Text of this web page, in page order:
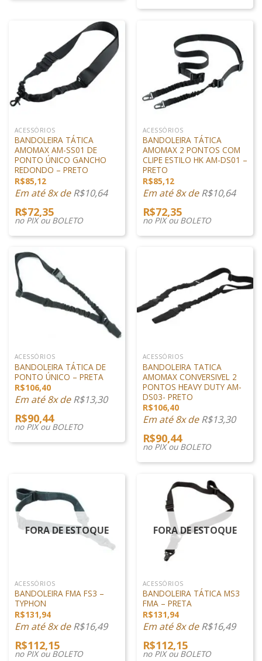
ACESSÓRIOS
BANDOLEIRA TÁTICA
AMOMAX AM-SS01 DE
PONTO ÚNICO GANCHO
REDONDO – PRETO
R$85,12
Em até 8x deR$10,64
R$72,35
no PIX ou BOLETO
ACESSÓRIOS
BANDOLEIRA TÁTICA
AMOMAX 2 PONTOS COM
CLIPE ESTILO HK AM-DS01 –
PRETO
R$85,12
Em até 8x deR$10,64
R$72,35
no PIX ou BOLETO
ACESSÓRIOS
BANDOLEIRA TÁTICA DE
PONTO ÚNICO – PRETA
R$106,40
Em até 8x deR$13,30
R$90,44
no PIX ou BOLETO
ACESSÓRIOS
BANDOLEIRA TATICA
AMOMAX CONVERSIVEL 2
PONTOS HEAVY DUTY AM-
DS03- PRETO
R$106,40
Em até 8x deR$13,30
R$90,44
no PIX ou BOLETO
FORA DE ESTOQUE
ACESSÓRIOS
BANDOLEIRA FMA FS3 –
TYPHON
R$131,94
Em até 8x deR$16,49
R$112,15
no PIX ou BOLETO
FORA DE ESTOQUE
ACESSÓRIOS
BANDOLEIRA TÁTICA MS3
FMA – PRETA
R$131,94
Em até 8x deR$16,49
R$112,15
no PIX ou BOLETO